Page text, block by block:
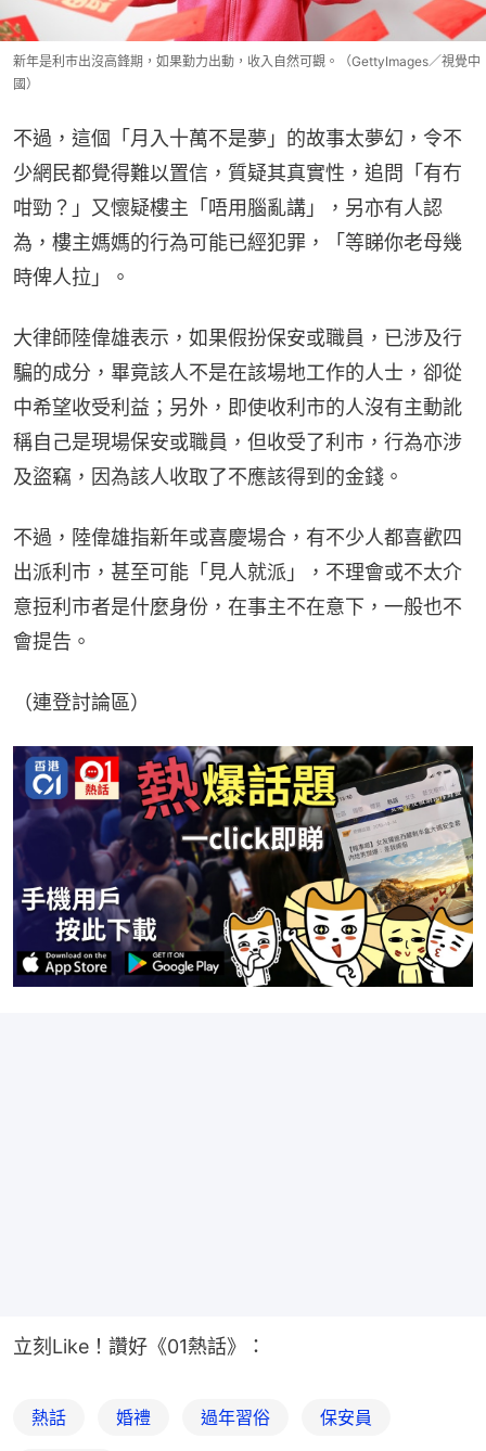
新年是利巿出沒高鋒期，如果勤力出動，收入自然可觀。（GettyImages／視覺中
國）
不過，這個「月入十萬不是夢」的故事太夢幻，令不
少網民都覺得難以置信，質疑其真實性，追問「有冇
咁勁？」又懷疑樓主「唔用腦亂講」，另亦有人認
為，樓主媽媽的行為可能已經犯罪，「等睇你老母幾
時俾人拉」。
大律師陸偉雄表示，如果假扮保安或職員，已涉及行
騙的成分，畢竟該人不是在該場地工作的人士，卻從
中希望收受利益；另外，即使收利市的人沒有主動訛
稱自己是現場保安或職員，但收受了利市，行為亦涉
及盜竊，因為該人收取了不應該得到的金錢。
不過，陸偉雄指新年或喜慶場合，有不少人都喜歡四
出派利市，甚至可能「見人就派」，不理會或不太介
意𢭃利市者是什麼身份，在事主不在意下，一般也不
會提告。
（連登討論區）
立刻Like！讚好《01熱話》：
熱話 婚禮 過年習俗 保安員